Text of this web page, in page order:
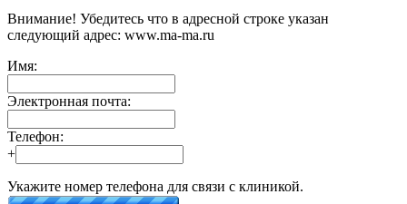
Внимание! Убедитесь что в адресной строке указан
следующий адрес: www.ma-ma.ru
Имя:
Электронная почта:
Телефон:
+
Укажите номер телефона для связи с клиникой.